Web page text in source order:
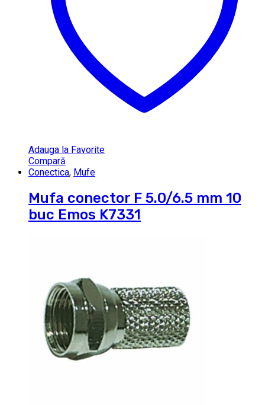
Adauga la Favorite
Compară
Conectica, Mufe
Mufa conector F 5.0/6.5 mm 10
buc Emos K7331